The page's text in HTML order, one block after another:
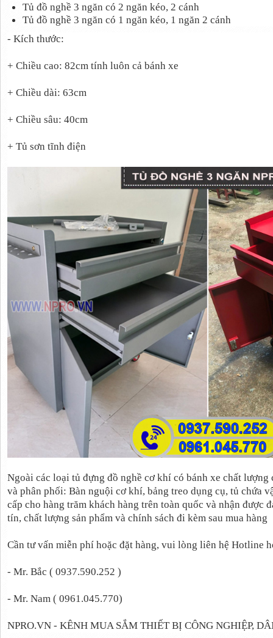
Tủ đồ nghề 3 ngăn có 2 ngăn kéo, 2 cánh
Tủ đồ nghề 3 ngăn có 1 ngăn kéo, 1 ngăn 2 cánh
- Kích thước:
+ Chiều cao: 82cm tính luôn cả bánh xe
+ Chiều dài: 63cm
+ Chiều sâu: 40cm
+ Tủ sơn tĩnh điện
Ngoài các loại tủ đựng đồ nghề cơ khí có bánh xe chất lượng
và phân phối: Bàn nguội cơ khí, bảng treo dụng cụ, tủ chứa
cấp cho hàng trăm khách hàng trên toàn quốc và nhận được
tín, chất lượng sản phẩm và chính sách đi kèm sau mua hàng
Cần tư vấn miễn phí hoặc đặt hàng, vui lòng liên hệ Hotline
- Mr. Bắc ( 0937.590.252 )
- Mr. Nam ( 0961.045.770)
NPRO.VN - KÊNH MUA SẮM THIẾT BỊ CÔNG NGHIỆP,